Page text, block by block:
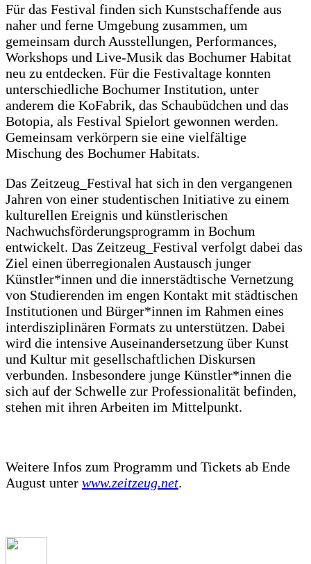
Für das Festival finden sich Kunstschaffende aus
naher und ferne Umgebung zusammen, um
gemeinsam durch Ausstellungen, Performances,
Workshops und Live-Musik das Bochumer Habitat
neu zu entdecken. Für die Festivaltage konnten
unterschiedliche Bochumer Institution, unter
anderem die KoFabrik, das Schaubüdchen und das
Botopia, als Festival Spielort gewonnen werden.
Gemeinsam verkörpern sie eine vielfältige
Mischung des Bochumer Habitats.
Das Zeitzeug_Festival hat sich in den vergangenen
Jahren von einer studentischen Initiative zu einem
kulturellen Ereignis und künstlerischen
Nachwuchsförderungsprogramm in Bochum
entwickelt. Das Zeitzeug_Festival verfolgt dabei das
Ziel einen überregionalen Austausch junger
Künstler*innen und die innerstädtische Vernetzung
von Studierenden im engen Kontakt mit städtischen
Institutionen und Bürger*innen im Rahmen eines
interdisziplinären Formats zu unterstützen. Dabei
wird die intensive Auseinandersetzung über Kunst
und Kultur mit gesellschaftlichen Diskursen
verbunden. Insbesondere junge Künstler*innen die
sich auf der Schwelle zur Professionalität befinden,
stehen mit ihren Arbeiten im Mittelpunkt.
Weitere Infos zum Programm und Tickets ab Ende
August unter www.zeitzeug.net.